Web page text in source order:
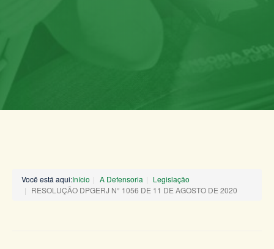
Você está aqui:Início A Defensoria
Legislação
RESOLUÇÃO DPGERJ N° 1056 DE 11 DE AGOSTO DE 2020